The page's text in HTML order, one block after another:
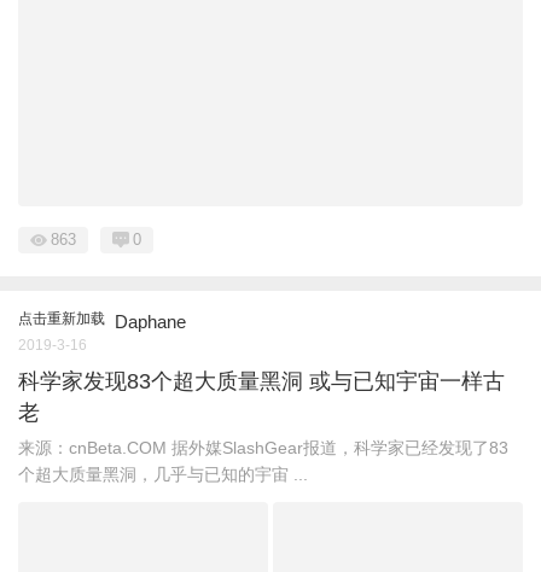
863 0
点击重新加载 Daphane
2019-3-16
科学家发现83个超大质量黑洞 或与已知宇宙一样古
老
来源：cnBeta.COM 据外媒SlashGear报道，科学家已经发现了83
个超大质量黑洞，几乎与已知的宇宙 ...